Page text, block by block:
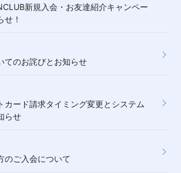
新規入会・お友達紹介キャンペー
せ！
てのお詫びとお知らせ
カード請求タイミング変更とシステム
らせ
のご入会について